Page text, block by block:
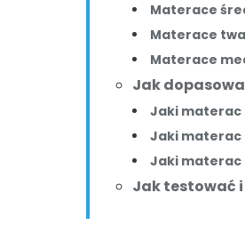
Materace
Materace
Materace
Jak
Jaki materac
Jaki materac
Jaki materac
Jak testować i